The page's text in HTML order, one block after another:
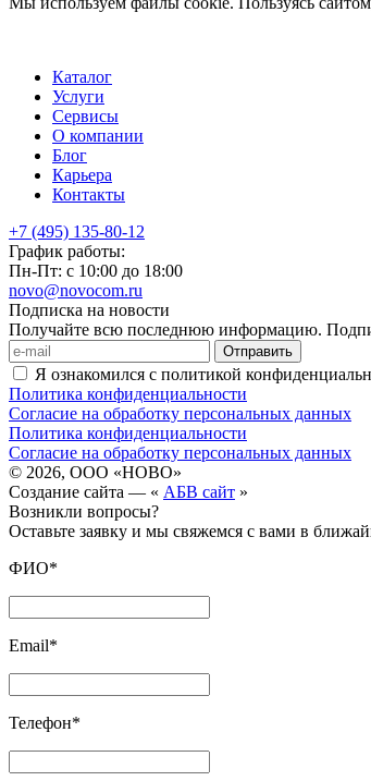
Каталог
Услуги
Сервисы
О компании
Блог
Карьера
Контакты
+7 (495) 135-80-12
График работы:
Пн-Пт: с 10:00 до 18:00
novo@novocom.ru
Подписка на новости
Получайте всю последнюю информацию.
Отправить
Я ознакомился с политикой
Политика конфиденциальности
Согласие на обработку персональных данных
Политика конфиденциальности
Согласие на обработку персональных данных
© 2026, ООО «НОВО»
Создание сайта — « АБВ сайт »
Возникли вопросы?
Оставьте заявку и мы свяжемся с вами в
ФИО*
Email*
Телефон*